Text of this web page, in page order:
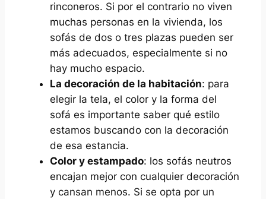
rinconeros. Si por el contrario no viven
muchas personas en la vivienda, los
sofás de dos o tres plazas pueden ser
más adecuados, especialmente si no
hay mucho espacio.
La decoración de la habitación: para
elegir la tela, el color y la forma del
sofá es importante saber qué estilo
estamos buscando con la decoración
de esa estancia.
Color y estampado: los sofás neutros
encajan mejor con cualquier decoración
y cansan menos. Si se opta por un